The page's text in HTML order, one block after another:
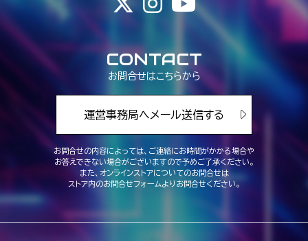
CONTACT
お問合せはこちらから
運営事務局へメール送信する
お問合せの内容によっては、ご連絡にお時間がかかる場合や
お答えできない場合がございますので予めご了承ください。
また、オンラインストアについてのお問合せは
ストア内のお問合せフォームよりお問合せください。